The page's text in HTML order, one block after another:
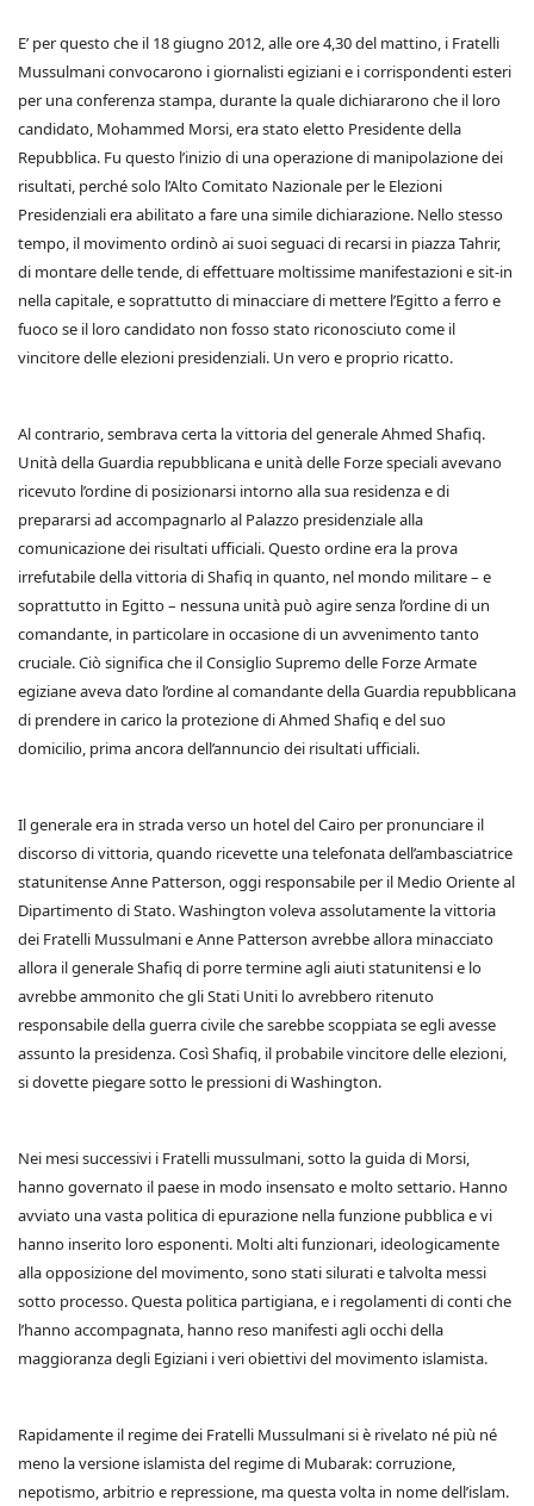
E’ per questo che il 18 giugno 2012, alle ore 4,30 del mattino, i Fratelli
Mussulmani convocarono i giornalisti egiziani e i corrispondenti esteri
per una conferenza stampa, durante la quale dichiararono che il loro
candidato, Mohammed Morsi, era stato eletto Presidente della
Repubblica. Fu questo l’inizio di una operazione di manipolazione dei
risultati, perché solo l’Alto Comitato Nazionale per le Elezioni
Presidenziali era abilitato a fare una simile dichiarazione. Nello stesso
tempo, il movimento ordinò ai suoi seguaci di recarsi in piazza Tahrir,
di montare delle tende, di effettuare moltissime manifestazioni e sit-in
nella capitale, e soprattutto di minacciare di mettere l’Egitto a ferro e
fuoco se il loro candidato non fosso stato riconosciuto come il
vincitore delle elezioni presidenziali. Un vero e proprio ricatto.
Al contrario, sembrava certa la vittoria del generale Ahmed Shafiq.
Unità della Guardia repubblicana e unità delle Forze speciali avevano
ricevuto l’ordine di posizionarsi intorno alla sua residenza e di
prepararsi ad accompagnarlo al Palazzo presidenziale alla
comunicazione dei risultati ufficiali. Questo ordine era la prova
irrefutabile della vittoria di Shafiq in quanto, nel mondo militare – e
soprattutto in Egitto – nessuna unità può agire senza l’ordine di un
comandante, in particolare in occasione di un avvenimento tanto
cruciale. Ciò significa che il Consiglio Supremo delle Forze Armate
egiziane aveva dato l’ordine al comandante della Guardia repubblicana
di prendere in carico la protezione di Ahmed Shafiq e del suo
domicilio, prima ancora dell’annuncio dei risultati ufficiali.
Il generale era in strada verso un hotel del Cairo per pronunciare il
discorso di vittoria, quando ricevette una telefonata dell’ambasciatrice
statunitense Anne Patterson, oggi responsabile per il Medio Oriente al
Dipartimento di Stato. Washington voleva assolutamente la vittoria
dei Fratelli Mussulmani e Anne Patterson avrebbe allora minacciato
allora il generale Shafiq di porre termine agli aiuti statunitensi e lo
avrebbe ammonito che gli Stati Uniti lo avrebbero ritenuto
responsabile della guerra civile che sarebbe scoppiata se egli avesse
assunto la presidenza. Così Shafiq, il probabile vincitore delle elezioni,
si dovette piegare sotto le pressioni di Washington.
Nei mesi successivi i Fratelli mussulmani, sotto la guida di Morsi,
hanno governato il paese in modo insensato e molto settario. Hanno
avviato una vasta politica di epurazione nella funzione pubblica e vi
hanno inserito loro esponenti. Molti alti funzionari, ideologicamente
alla opposizione del movimento, sono stati silurati e talvolta messi
sotto processo. Questa politica partigiana, e i regolamenti di conti che
l’hanno accompagnata, hanno reso manifesti agli occhi della
maggioranza degli Egiziani i veri obiettivi del movimento islamista.
Rapidamente il regime dei Fratelli Mussulmani si è rivelato né più né
meno la versione islamista del regime di Mubarak: corruzione,
nepotismo, arbitrio e repressione, ma questa volta in nome dell’islam.